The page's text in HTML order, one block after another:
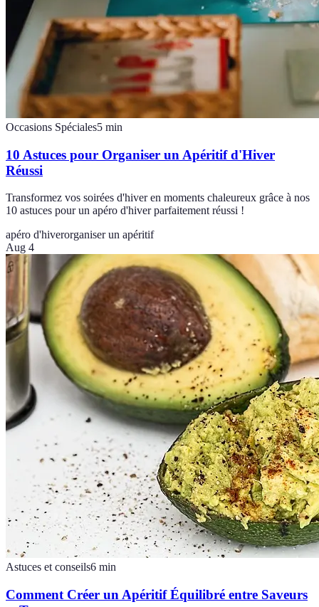
Occasions Spéciales5 min
10 Astuces pour Organiser un Apéritif d'Hiver
Réussi
Transformez vos soirées d'hiver en moments chaleureux grâce à nos
10 astuces pour un apéro d'hiver parfaitement réussi !
apéro d'hiverorganiser un apéritif
Aug 4
Astuces et conseils6 min
Comment Créer un Apéritif Équilibré entre Saveurs